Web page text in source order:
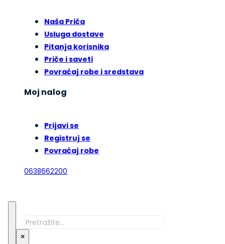
Naša Priča
Usluga dostave
Pitanja korisnika
Priče i saveti
Povraćaj robe i sredstava
Moj nalog
Prijavi se
Registruj se
Povraćaj robe
0638662200
Pretraga
×